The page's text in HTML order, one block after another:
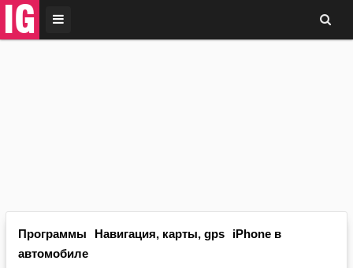
IG
Программы Навигация, карты, gps
iPhone в
автомобиле